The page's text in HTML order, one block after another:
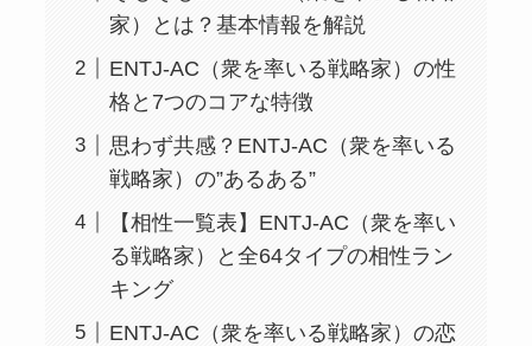
家）とは？基本情報を解説
ENTJ-AC（衆を率いる戦略家）の性
格と7つのコアな特徴
思わず共感？ENTJ-AC（衆を率いる
戦略家）の”あるある”
【相性一覧表】ENTJ-AC（衆を率い
る戦略家）と全64タイプの相性ラン
キング
ENTJ-AC（衆を率いる戦略家）の恋